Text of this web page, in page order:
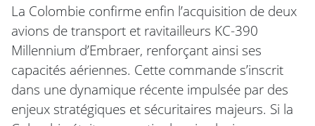
La Colombie confirme enfin l’acquisition de deux
avions de transport et ravitailleurs KC-390
Millennium d’Embraer, renforçant ainsi ses
capacités aériennes. Cette commande s’inscrit
dans une dynamique récente impulsée par des
enjeux stratégiques et sécuritaires majeurs. Si la